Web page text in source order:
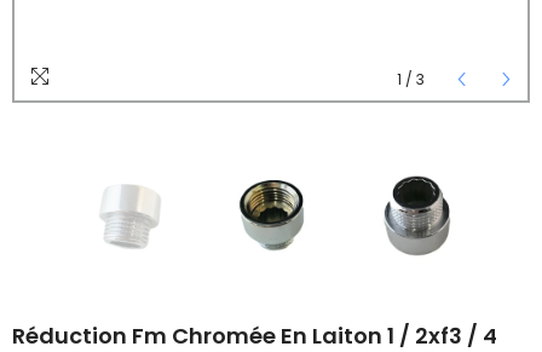
1 / 3
Réduction Fm Chromée En Laiton 1 / 2xf3 / 4